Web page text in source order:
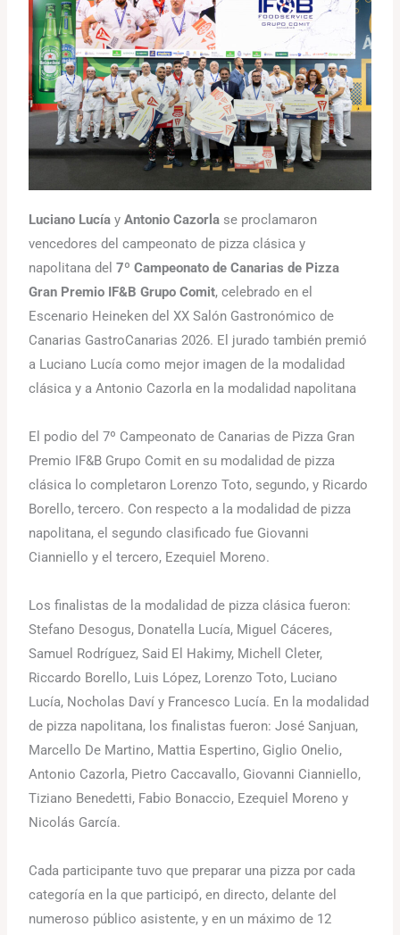
Luciano Lucía yAntonio Cazorla se proclamaron
vencedores del campeonato de pizza clásica y
napolitana del 7º Campeonato de Canarias de Pizza
Gran Premio IF&B Grupo Comit, celebrado en el
Escenario Heineken del XX Salón Gastronómico de
Canarias GastroCanarias 2026. El jurado también premió
a Luciano Lucía como mejor imagen de la modalidad
clásica y a Antonio Cazorla en la modalidad napolitana
El podio del 7º Campeonato de Canarias de Pizza Gran
Premio IF&B Grupo Comit en su modalidad de pizza
clásica lo completaron Lorenzo Toto, segundo, y Ricardo
Borello, tercero. Con respecto a la modalidad de pizza
napolitana, el segundo clasificado fue Giovanni
Cianniello y el tercero, Ezequiel Moreno.
Los finalistas de la modalidad de pizza clásica fueron:
Stefano Desogus, Donatella Lucía, Miguel Cáceres,
Samuel Rodríguez, Said El Hakimy, Michell Cleter,
Riccardo Borello, Luis López, Lorenzo Toto, Luciano
Lucía, Nocholas Daví y Francesco Lucía. En la modalidad
de pizza napolitana, los finalistas fueron: José Sanjuan,
Marcello De Martino, Mattia Espertino, Giglio Onelio,
Antonio Cazorla, Pietro Caccavallo, Giovanni Cianniello,
Tiziano Benedetti, Fabio Bonaccio, Ezequiel Moreno y
Nicolás García.
Cada participante tuvo que preparar una pizza por cada
categoría en la que participó, en directo, delante del
numeroso público asistente, y en un máximo de 12